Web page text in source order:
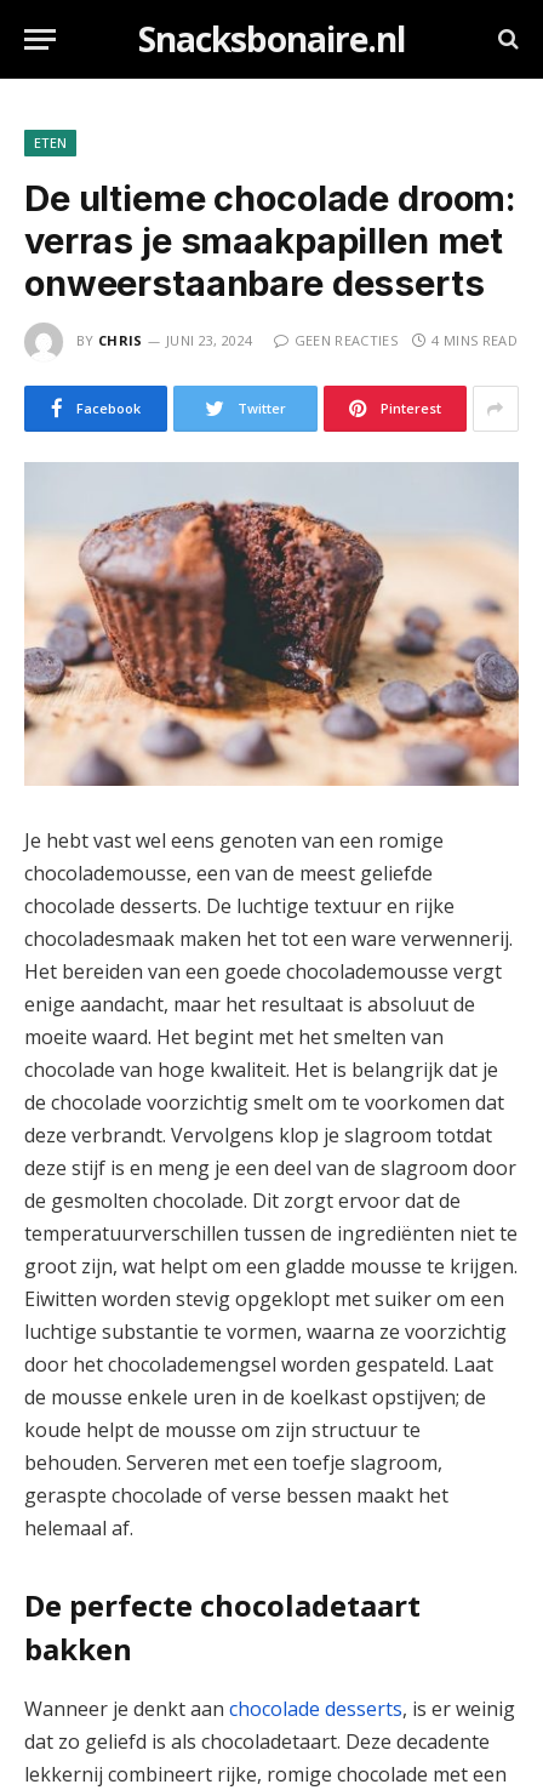
Snacksbonaire.nl
ETEN
De ultieme chocolade droom:
verras je smaakpapillen met
onweerstaanbare desserts
BY CHRIS JUNI 23, 2024 GEEN REACTIES 4 MINS READ
Facebook Twitter Pinterest
Je hebt vast wel eens genoten van een romige
chocolademousse, een van de meest geliefde
chocolade desserts. De luchtige textuur en rijke
chocoladesmaak maken het tot een ware verwennerij.
Het bereiden van een goede chocolademousse vergt
enige aandacht, maar het resultaat is absoluut de
moeite waard. Het begint met het smelten van
chocolade van hoge kwaliteit. Het is belangrijk dat je
de chocolade voorzichtig smelt om te voorkomen dat
deze verbrandt. Vervolgens klop je slagroom totdat
deze stijf is en meng je een deel van de slagroom door
de gesmolten chocolade. Dit zorgt ervoor dat de
temperatuurverschillen tussen de ingrediënten niet te
groot zijn, wat helpt om een gladde mousse te krijgen.
Eiwitten worden stevig opgeklopt met suiker om een
luchtige substantie te vormen, waarna ze voorzichtig
door het chocolademengsel worden gespateld. Laat
de mousse enkele uren in de koelkast opstijven; de
koude helpt de mousse om zijn structuur te
behouden. Serveren met een toefje slagroom,
geraspte chocolade of verse bessen maakt het
helemaal af.
De perfecte chocoladetaart
bakken
Wanneer je denkt aan chocolade desserts, is er weinig
dat zo geliefd is als chocoladetaart. Deze decadente
lekkernij combineert rijke, romige chocolade met een